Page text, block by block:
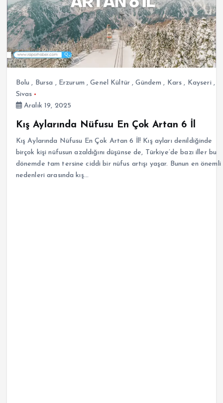
Bolu , Bursa , Erzurum ,Genel Kültür,Gündem , Kars , Kayseri ,
Sivas
Aralık 19, 2025
Kış Aylarında Nüfusu En Çok Artan 6 İl
Kış Aylarında Nüfusu En Çok Artan 6 İl! Kış ayları denildiğinde
birçok kişi nüfusun azaldığını düşünse de, Türkiye’de bazı iller bu
dönemde tam tersine ciddi bir nüfus artışı yaşar. Bunun en önemli
nedenleri arasında kış…